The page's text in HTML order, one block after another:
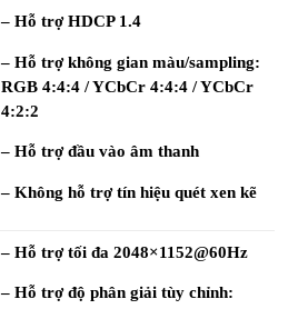
– Hỗ trợ HDCP 1.4
– Hỗ trợ không gian màu/sampling:
RGB 4:4:4 / YCbCr 4:4:4 / YCbCr
4:2:2
– Hỗ trợ đầu vào âm thanh
– Không hỗ trợ tín hiệu quét xen kẽ
– Hỗ trợ tối đa 2048×1152@60Hz
– Hỗ trợ độ phân giải tùy chỉnh: